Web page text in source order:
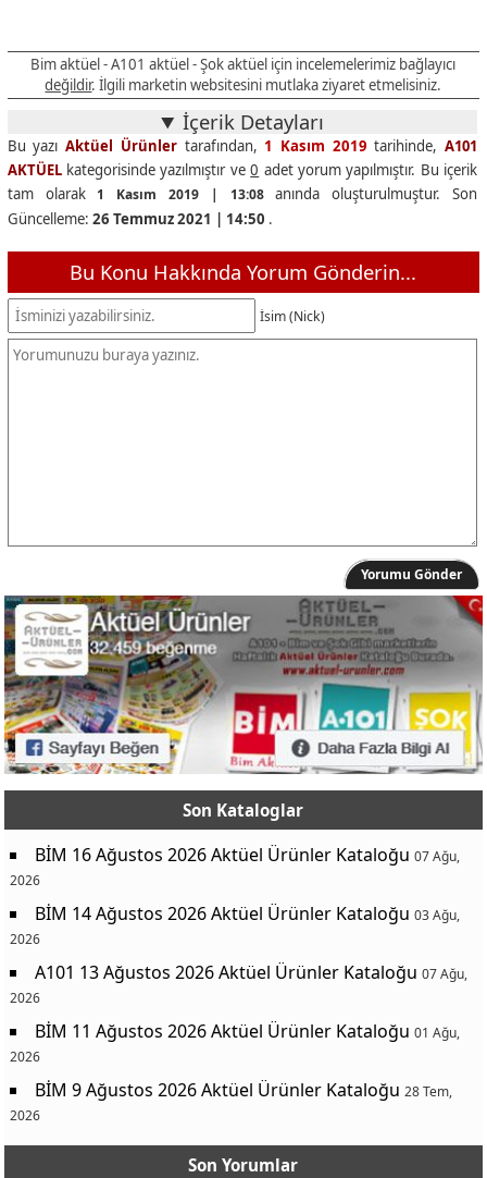
Bim aktüel - A101 aktüel - Şok aktüel için incelemelerimiz bağlayıcı
değildir. İlgili marketin websitesini mutlaka ziyaret etmelisiniz.
İçerik Detayları
Bu yazıAktüel Ürünlertarafından, 1 Kasım 2019 tarihinde,A101
AKTÜELkategorisinde yazılmıştır ve0 adet yorum yapılmıştır. Bu içerik
tam olarak 1 Kasım 2019 | 13:08anında oluşturulmuştur. Son
Güncelleme: 26 Temmuz 2021 | 14:50 .
Bu Konu Hakkında Yorum Gönderin...
İsim (Nick)
Yorumu Gönder
Son Kataloglar
BİM 16 Ağustos 2026 Aktüel Ürünler Kataloğu 07 Ağu,
2026
BİM 14 Ağustos 2026 Aktüel Ürünler Kataloğu 03 Ağu,
2026
A101 13 Ağustos 2026 Aktüel Ürünler Kataloğu 07 Ağu,
2026
BİM 11 Ağustos 2026 Aktüel Ürünler Kataloğu 01 Ağu,
2026
BİM 9 Ağustos 2026 Aktüel Ürünler Kataloğu 28 Tem,
2026
Son Yorumlar